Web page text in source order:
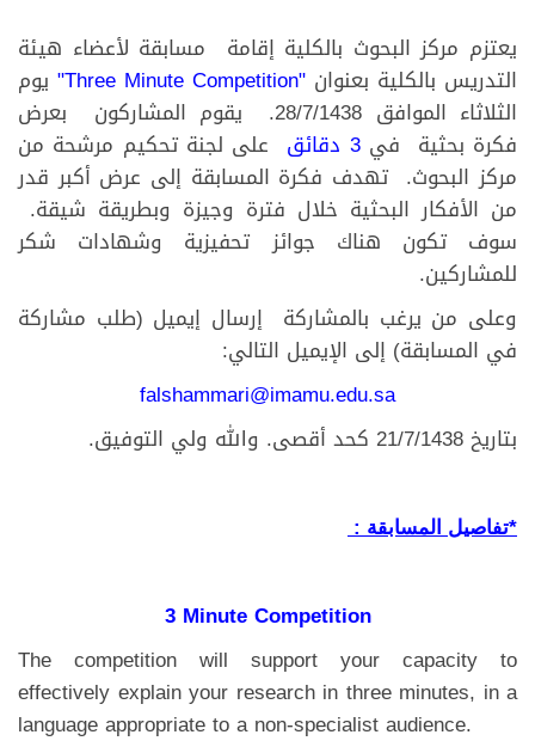
يعتزم مركز البحوث بالكلية إقامة مسابقة لأعضاء هيئة
التدريس بالكلية بعنوان "Three Minute Competition"
يوم
الثلاثاء الموافق 28/7/1438. يقوم المشاركون بعرض
فكرة بحثية في 3 دقائق
على لجنة تحكيم مرشحة من
مركز البحوث. تهدف فكرة المسابقة إلى عرض أكبر قدر
من الأفكار البحثية خلال فترة وجيزة وبطريقة شيقة.
سوف تكون هناك جوائز تحفيزية وشهادات شكر
للمشاركين.
وعلى من يرغب بالمشاركة إرسال إيميل (طلب مشاركة
في المسابقة) إلى الإيميل التالي:
falshammari@imamu.edu.sa
بتاريخ 21/7/1438 كحد أقصى. والله ولي التوفيق.
*تفاصيل المسابقة :
3 Minute Competition
The competition will support your capacity to
effectively explain your research in three minutes, in a
language appropriate to a non-specialist audience.